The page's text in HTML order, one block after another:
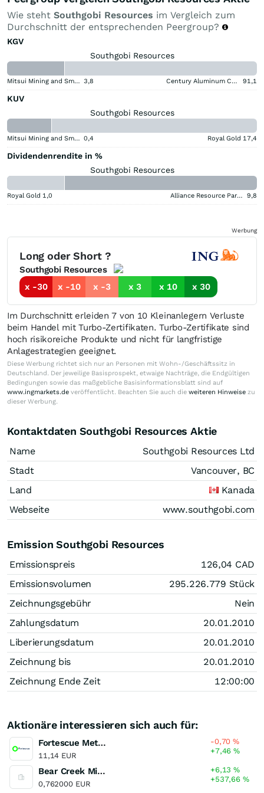
Wie steht Southgobi Resources im Vergleich zum
Durchschnitt der entsprechenden Peergroup?
KGV
Southgobi Resources
Mitsui Mining and Smelting Company 3,8 Century Aluminum Company 91,1
KUV
Southgobi Resources
Mitsui Mining and Smelting Company 0,4 Royal Gold 17,4
Dividendenrendite in %
Southgobi Resources
Royal Gold 1,0 Alliance Resource Partners 9,8
Werbung
Long oder Short ?
Southgobi Resources
x -30
x -10 x -3 x 3 x 10 x 30
Im Durchschnitt erleiden 7 von 10 Kleinanlegern Verluste
beim Handel mit Turbo-Zertifikaten. Turbo-Zertifikate sind
hoch risikoreiche Produkte und nicht für langfristige
Anlagestrategien geeignet.
Diese Werbung richtet sich nur an Personen mit Wohn-/Geschäftssitz in
Deutschland. Der jeweilige Basisprospekt, etwaige Nachträge, die Endgültigen
Bedingungen sowie das maßgebliche Basisinformationsblatt sind auf
www.ingmarkets.de veröffentlicht. Beachten Sie auch die weiteren Hinweise zu
dieser Werbung.
Kontaktdaten Southgobi Resources Aktie
Name
Southgobi Resources Ltd
Stadt
Vancouver, BC
Land
Kanada
Webseite
www.southgobi.com
Emission Southgobi Resources
Emissionspreis 126,04 CAD
Emissionsvolumen
295.226.779 Stück
Zeichnungsgebühr
Nein
Zahlungsdatum
20.01.2010
Liberierungsdatum
20.01.2010
Zeichnung bis
20.01.2010
Zeichnung Ende Zeit
12:00:00
Aktionäre interessieren sich auch für:
Fortescue Metals Group
11,14 EUR
-0,70%
+7,46%
Bear Creek Mining
0,762000 EUR
+6,13%
+537,66 %